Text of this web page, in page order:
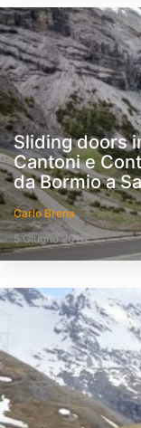
Sliding doors
Cantoni e
da Bormio a
Carlo Brena
5 Giugno 2018